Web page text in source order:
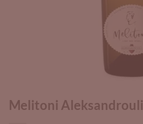
Melitoni Aleksandrouli